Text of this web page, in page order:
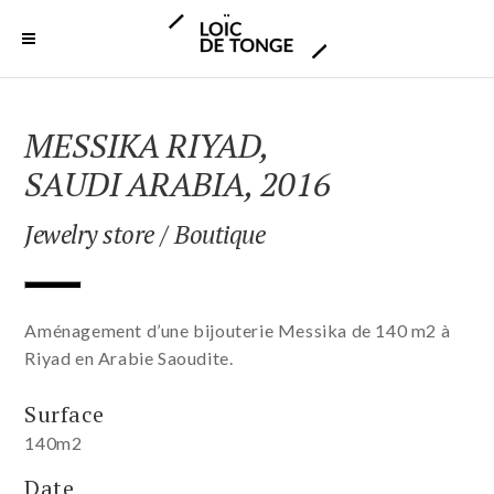
MESSIKA RIYAD,
SAUDI ARABIA, 2016
Jewelry store / Boutique
Aménagement d’une bijouterie Messika de 140 m2 à
Riyad en Arabie Saoudite.
Surface
140m2
Date